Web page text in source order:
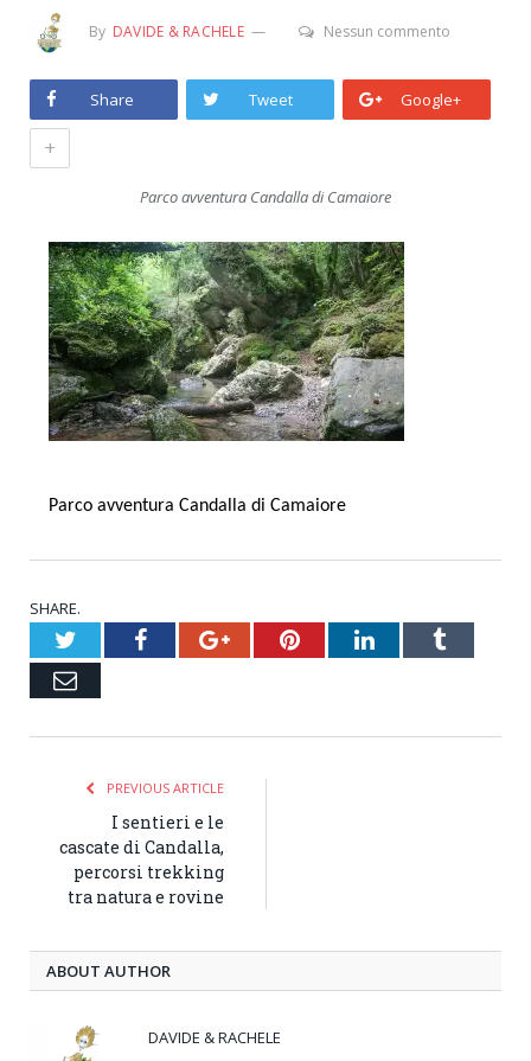
By DAVIDE & RACHELE Nessun commento
Share Tweet Google+
+
Parco avventura Candalla di Camaiore
Parco avventura Candalla di Camaiore
SHARE.
TwitterFacebookGoogle+PinterestLinkedInTumblr
Email
PREVIOUS ARTICLE
I sentieri e le
cascate di Candalla,
percorsi trekking
tra natura e rovine
ABOUT AUTHOR
DAVIDE & RACHELE